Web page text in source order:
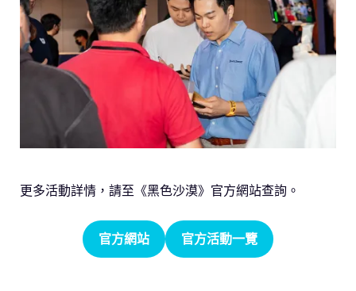
更多活動詳情，請至《黑色沙漠》官方網站查詢。
官方網站 官方活動一覽